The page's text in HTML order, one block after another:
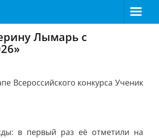
Лымарь с
Всероссийского конкурса Ученик
в первый раз её отметили на